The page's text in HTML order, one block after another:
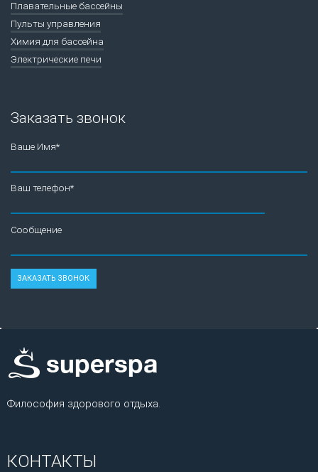
Плавательные бассейны
Пульты управления
Химия для бассейна
Электрические печи
Заказать звонок
Ваше Имя*
Ваш телефон*
Сообщение
Философия здорового отдыха.
КОНТАКТЫ